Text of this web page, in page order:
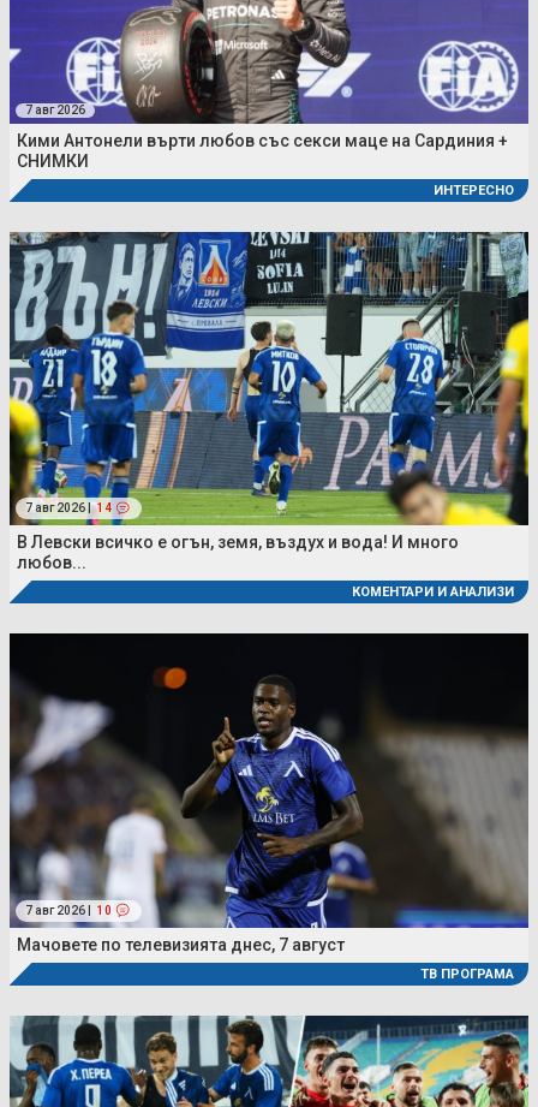
7 авг 2026
Кими Антонели върти любов със секси маце на Сардиния +
СНИМКИ
ИНТЕРЕСНО
7 авг 2026 | 14
В Левски всичко е огън, земя, въздух и вода! И много
любов...
КОМЕНТАРИ И АНАЛИЗИ
7 авг 2026 | 10
Мачовете по телевизията днес, 7 август
ТВ ПРОГРАМА